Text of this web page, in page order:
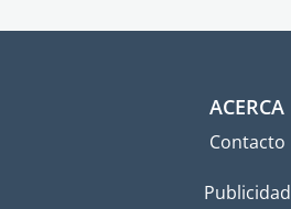
ACERCA
Contacto
Publicidad